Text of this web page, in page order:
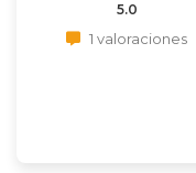
5.0
1 valoraciones